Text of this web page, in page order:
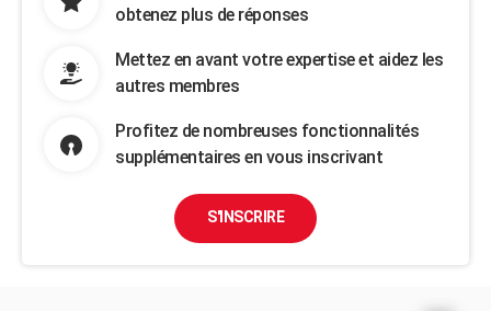
obtenez plus de réponses
Mettez en avant votre expertise et aidez les
autres membres
Profitez de nombreuses fonctionnalités
supplémentaires en vous inscrivant
S'INSCRIRE